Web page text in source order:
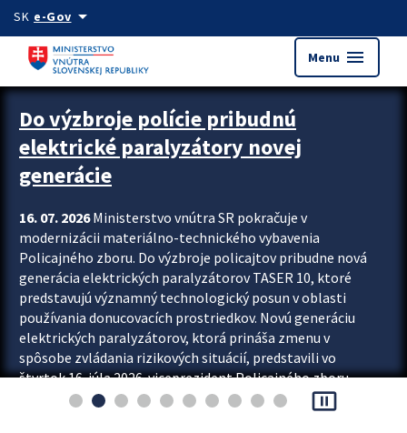
Preskocit na hlavný obsah
SK e-Govarrow_drop_down
Menu menu
Zastavit automatický posun upútavok
Do výzbroje polície pribudnú
elektrické paralyzátory novej
generácie
16. 07. 2026Ministerstvo vnútra SR pokračuje v
modernizácii materiálno-technického vybavenia
Policajného zboru. Do výzbroje policajtov pribudne nová
generácia elektrických paralyzátorov TASER 10, ktoré
predstavujú významný technologický posun v oblasti
používania donucovacích prostriedkov. Novú generáciu
elektrických paralyzátorov, ktorá prináša zmenu v
spôsobe zvládania rizikových situácií, predstavili vo
štvrtok 16. júla 2026 viceprezident Policajného zboru
Rastislav Polakovič a riaditeľ odboru výcviku...
pause_presentation